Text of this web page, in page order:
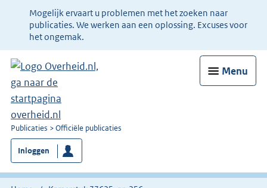
Ter
informatie:
Mogelijk ervaart u problemen met het zoeken naar
publicaties. We werken aan een oplossing. Excuses voor
het ongemak.
Menu
U
bent
nu
hier:
Publicaties Officiële publicaties
Inloggen